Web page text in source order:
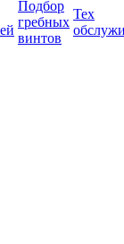
Подбор
гребных
винтов
Тех